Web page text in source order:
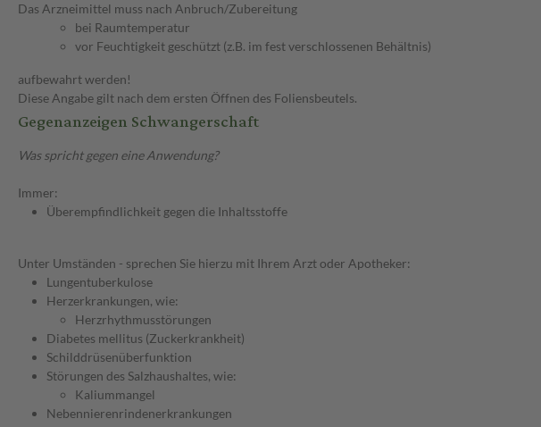
Das Arzneimittel muss nach Anbruch/Zubereitung
bei Raumtemperatur
vor Feuchtigkeit geschützt (z.B. im fest verschlossenen Behältnis)
aufbewahrt werden!
Diese Angabe gilt nach dem ersten Öffnen des Foliensbeutels.
Gegenanzeigen Schwangerschaft
Was spricht gegen eine Anwendung?
Immer:
Überempfindlichkeit gegen die Inhaltsstoffe
Unter Umständen - sprechen Sie hierzu mit Ihrem Arzt oder Apotheker:
Lungentuberkulose
Herzerkrankungen, wie:
Herzrhythmusstörungen
Diabetes mellitus (Zuckerkrankheit)
Schilddrüsenüberfunktion
Störungen des Salzhaushaltes, wie:
Kaliummangel
Nebennierenrindenerkrankungen